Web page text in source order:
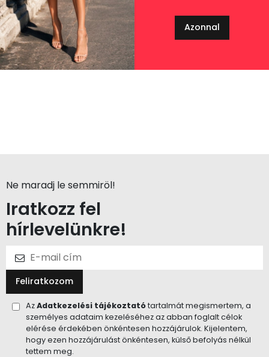
Azonnal
Ne maradj le semmiröl!
Iratkozz fel
hírlevelünkre!
Feliratkozom
AzAdatkezelési tájékoztatótartalmát megismertem, a
személyes adataim kezeléséhez az abban foglalt célok
elérése érdekében önkéntesen hozzájárulok. Kijelentem,
hogy ezen hozzájárulást önkéntesen, külső befolyás nélkül
tettem meg.